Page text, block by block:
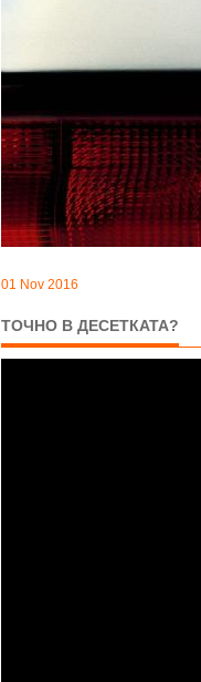
01 Nov 2016
ТОЧНО В ДЕСЕТКАТА?